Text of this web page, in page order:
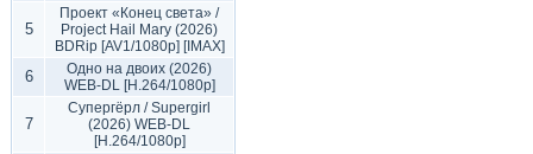
5
Проект «Конец света» /
Project Hail Mary (2026)
BDRip [AV1/1080p] [IMAX]
6
Одно на двоих (2026)
WEB-DL [H.264/1080p]
7
Супергёрл / Supergirl
(2026) WEB-DL
[H.264/1080p]